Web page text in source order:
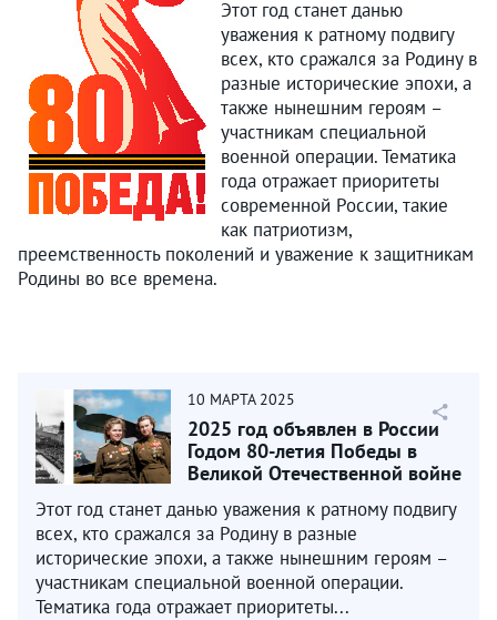
Этот год станет данью
уважения к ратному подвигу
всех, кто сражался за Родину в
разные исторические эпохи, а
также нынешним героям –
участникам специальной
военной операции. Тематика
года отражает приоритеты
современной России, такие
как патриотизм,
преемственность поколений и уважение к защитникам
Родины во все времена.
10 МАРТА 2025
2025 год объявлен в России
Годом 80-летия Победы в
Великой Отечественной войне
Этот год станет данью уважения к ратному подвигу
всех, кто сражался за Родину в разные
исторические эпохи, а также нынешним героям –
участникам специальной военной операции.
Тематика года отражает приоритеты...